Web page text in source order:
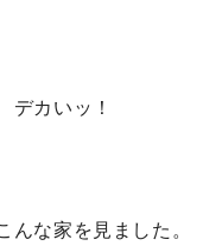
カいッ！
んな家を見ました。